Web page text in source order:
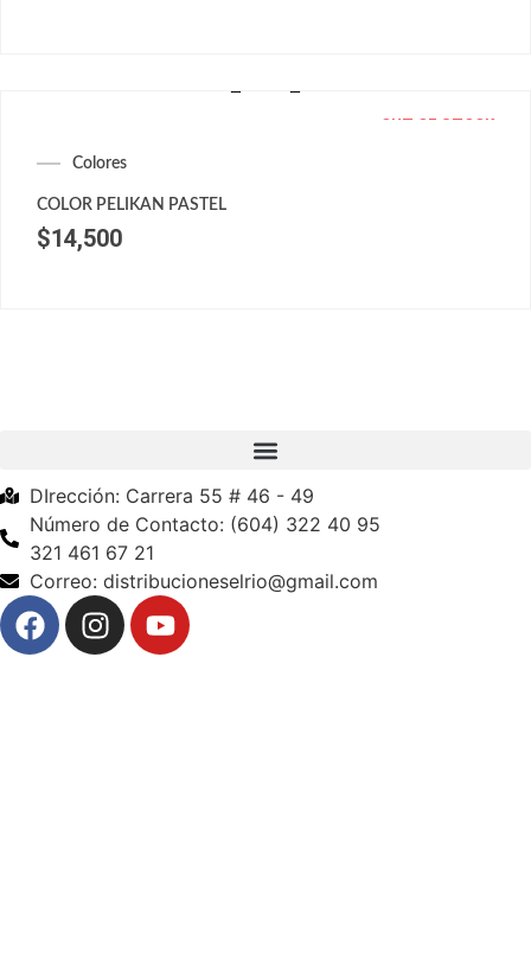
OUT OF STOCK
Colores
COLOR PELIKAN PASTEL
$14,500
DIrección: Carrera 55 # 46 - 49
Número de Contacto: (604) 322 40 95
321 461 67 21
Correo: distribucioneselrio@gmail.com